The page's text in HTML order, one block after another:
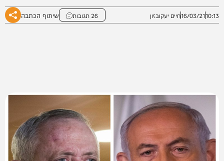
10:13
16/03/21חיים יעקובזון 26 תגובות שיתוף הכתבה